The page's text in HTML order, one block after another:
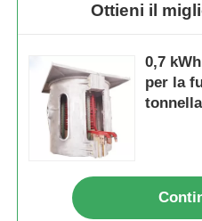
Ottieni il
0,7
per la